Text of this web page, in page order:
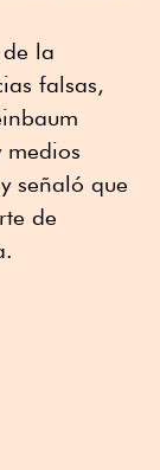
la
falsas,
medios
señaló que
de